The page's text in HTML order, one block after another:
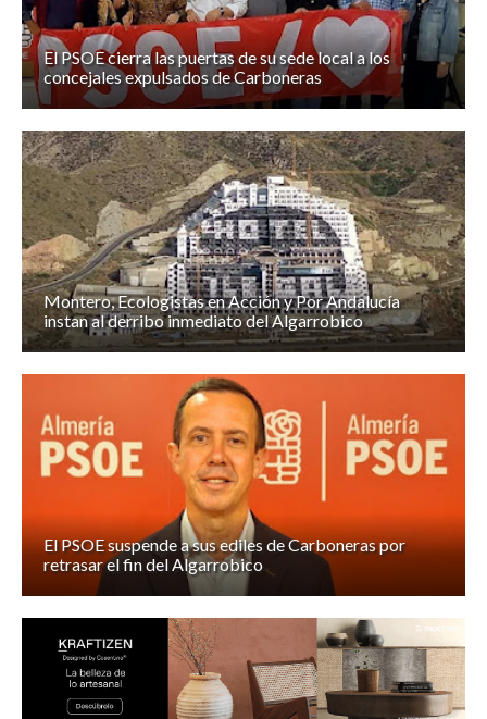
El PSOE cierra las puertas de su sede local a los
concejales expulsados de Carboneras
Montero, Ecologistas en Acción y Por Andalucía
instan al derribo inmediato del Algarrobico
El PSOE suspende a sus ediles de Carboneras por
retrasar el fin del Algarrobico